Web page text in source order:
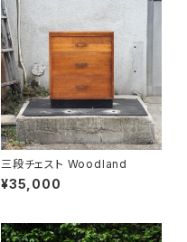
三段チェスト Woodland
¥35,000